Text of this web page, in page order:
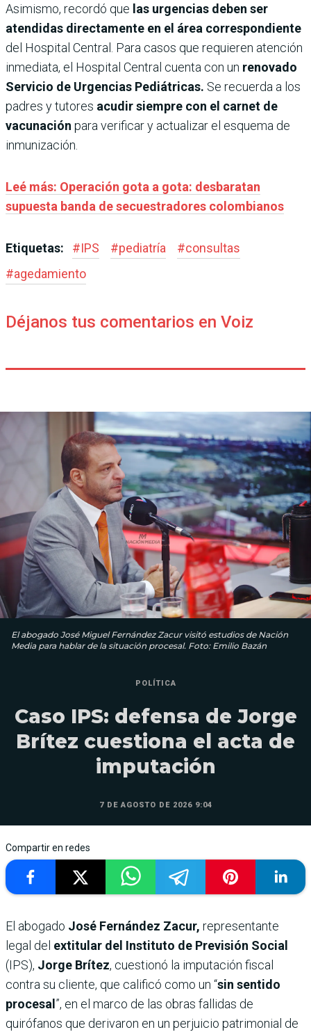
Asimismo, recordó que las urgencias deben ser
atendidas directamente en el área correspondiente
del Hospital Central. Para casos que requieren atención
inmediata, el Hospital Central cuenta con un renovado
Servicio de Urgencias Pediátricas. Se recuerda a los
padres y tutores acudir siempre con el carnet de
vacunación para verificar y actualizar el esquema de
inmunización.
Leé más: Operación gota a gota: desbaratan
supuesta banda de secuestradores colombianos
Etiquetas: #IPS #pediatría #consultas
#agedamiento
Déjanos tus comentarios en Voiz
El abogado José Miguel Fernández Zacur visitó estudios de Nación
Media para hablar de la situación procesal. Foto: Emilio Bazán
POLÍTICA
Caso IPS: defensa de Jorge
Brítez cuestiona el acta de
imputación
7 DE AGOSTO DE 2026 9:04
Compartir en redes
El abogado José Fernández Zacur, representante
legal del extitular del Instituto de Previsión Social
(IPS), Jorge Brítez, cuestionó la imputación fiscal
contra su cliente, que calificó como un “sin sentido
procesal ”, en el marco de las obras fallidas de
quirófanos que derivaron en un perjuicio patrimonial de